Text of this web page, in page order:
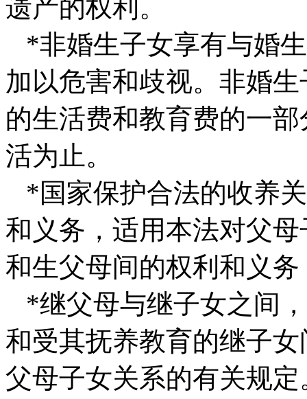
遗产的权利。
*非婚生子女享有与婚
加以危害和歧视。非婚
的生活费和教育费的一
活为止。
*国家保护合法的收养
和义务，适用本法对父
和生父母间的权利和义
*继父母与继子女之间
和受其抚养教育的继子
父母子女关系的有关规定